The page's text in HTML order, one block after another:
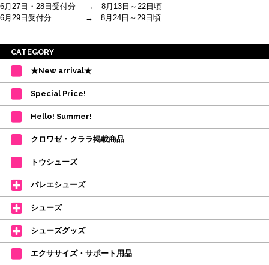
6月27日・28日受付分 → 8月13日～22日頃
6月29日受付分 → 8月24日～29日頃
※ご注意
間を目安として下さい。
(目安は多少ずれこむ場合がございます。)
・在庫の確保は発送の直前に行います。カートに入れて注文完了となって
も、商品の確保はされておりません。
ご注文商品が在庫切れの場合は、上記お目安の頃にご連絡させていただき
ます。
カード決済をされたお客様は決済金額の変更をさせていただきます。
【ミルバ×たけいみき】オリジナルタオルが新登場!
レッスンのお供にはもちろん、毎日の持ち歩きやギフトにもぴったりのミル
バオリジナルタオルです。
たけいみきさんが描く「夢かわいい」バレエイラストが、そのままタオルに
なりました。
デラロミラノ2026コレクションの販売を開始しました☆
↑ご購入頂いたお客様に、デラロミラノのロゴ入りボールペンをプレゼント
中。
CATEGORY
★New arrival★
Special Price!
Hello! Summer!
クロワゼ・クララ掲載商品
トウシューズ
バレエシューズ
シューズ
シューズグッズ
エクササイズ・サポート用品